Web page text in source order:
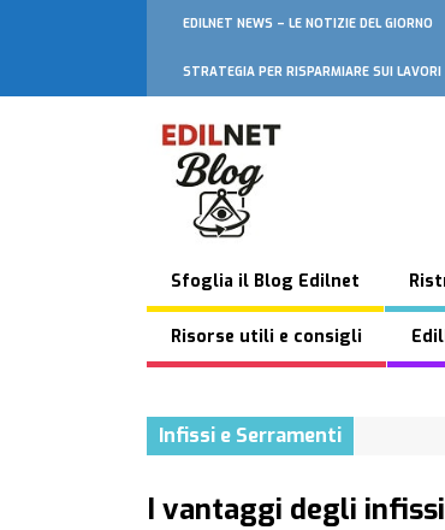
EDILNET NEWS – LE NOTIZIE DEL GIORNO
STRATEGIA PER RISPARMIARE SUI LAVORI
Sfoglia il Blog Edilnet
Risorse utili e consigli
Infissi e Serramenti
I vantaggi degli